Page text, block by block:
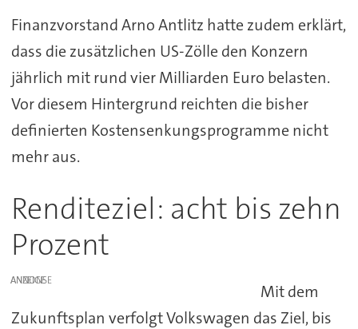
Finanzvorstand Arno Antlitz hatte zudem erklärt,
dass die zusätzlichen US-Zölle den Konzern
jährlich mit rund vier Milliarden Euro belasten.
Vor diesem Hintergrund reichten die bisher
definierten Kostensenkungsprogramme nicht
mehr aus.
Renditeziel: acht bis zehn
Prozent
ANZEIGE
Mit dem
Zukunftsplan verfolgt Volkswagen das Ziel, bis